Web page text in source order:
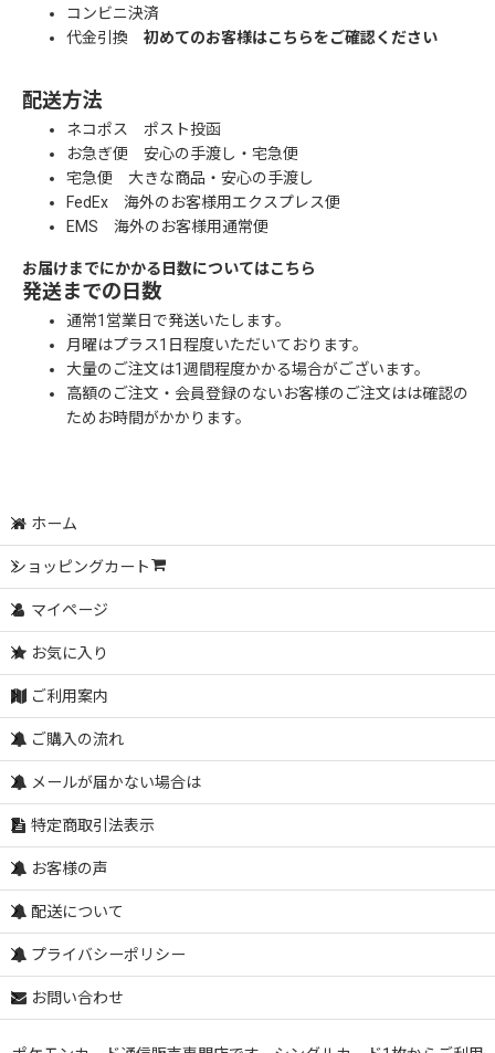
コンビニ決済
代金引換 初めてのお客様はこちらをご確認ください
配送方法
ネコポス ポスト投函
お急ぎ便 安心の手渡し・宅急便
宅急便 大きな商品・安心の手渡し
FedEx 海外のお客様用エクスプレス便
EMS 海外のお客様用通常便
お届けまでにかかる日数についてはこちら
発送までの日数
通常1営業日で発送いたします。
月曜はプラス1日程度いただいております。
大量のご注文は1週間程度かかる場合がございます。
高額のご注文・会員登録のないお客様のご注文はは確認の
ためお時間がかかります。
ホーム
ショッピングカート
マイページ
お気に入り
ご利用案内
ご購入の流れ
メールが届かない場合は
特定商取引法表示
お客様の声
配送について
プライバシーポリシー
お問い合わせ